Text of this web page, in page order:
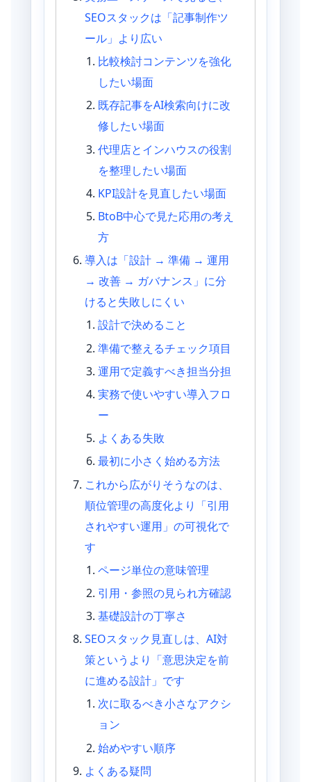
SEOスタックは「記事制作ツ
ール」より広い
比較検討コンテンツを強化
したい場面
既存記事をAI検索向けに改
修したい場面
代理店とインハウスの役割
を整理したい場面
KPI設計を見直したい場面
BtoB中心で見た応用の考え
方
導入は「設計 → 準備 → 運用
→ 改善 → ガバナンス」に分
けると失敗しにくい
設計で決めること
準備で整えるチェック項目
運用で定義すべき担当分担
実務で使いやすい導入フロ
ー
よくある失敗
最初に小さく始める方法
これから広がりそうなのは、
順位管理の高度化より「引用
されやすい運用」の可視化で
す
ページ単位の意味管理
引用・参照の見られ方確認
基礎設計の丁寧さ
SEOスタック見直しは、AI対
策というより「意思決定を前
に進める設計」です
次に取るべき小さなアクシ
ョン
始めやすい順序
よくある疑問